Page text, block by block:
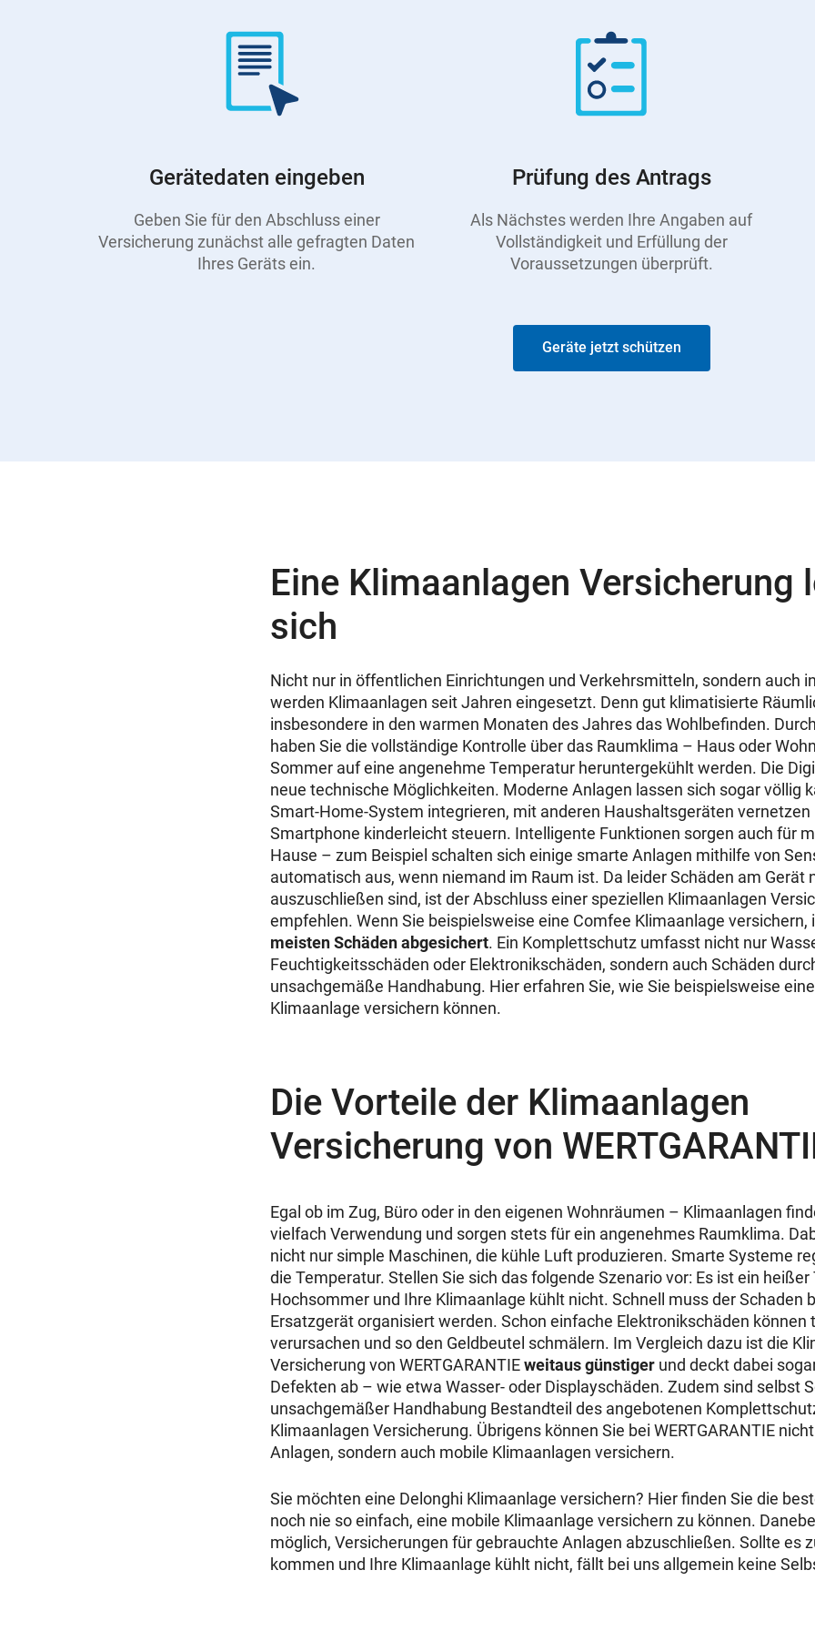
Gerätedaten eingeben
Geben Sie für den Abschluss einer
Versicherung zunächst alle gefragten Daten
Ihres Geräts ein.
Prüfung des Antrags
Als Nächstes werden Ihre Angaben auf
Vollständigkeit und Erfüllung der
Voraussetzungen überprüft.
Geräte jetzt schützen
Eine Klimaanlagen Versicherung
sich
Nicht nur in öffentlichen Einrichtungen und Verkehrsmitteln, sondern auch
werden Klimaanlagen seit Jahren eingesetzt. Denn gut klimatisierte
insbesondere in den warmen Monaten des Jahres das Wohlbefinden.
haben Sie die vollständige Kontrolle über das Raumklima – Haus oder
Sommer auf eine angenehme Temperatur heruntergekühlt werden. Die
neue technische Möglichkeiten. Moderne Anlagen lassen sich sogar völlig
Smart-Home-System integrieren, mit anderen Haushaltsgeräten vernetzen
Smartphone kinderleicht steuern. Intelligente Funktionen sorgen auch für
Hause – zum Beispiel schalten sich einige smarte Anlagen mithilfe von
automatisch aus, wenn niemand im Raum ist. Da leider Schäden am Gerät
auszuschließen sind, ist der Abschluss einer speziellen Klimaanlagen
empfehlen. Wenn Sie beispielsweise eine Comfee Klimaanlage
meisten Schäden abgesichert. Ein Komplettschutz umfasst nicht nur
Feuchtigkeitsschäden oder Elektronikschäden, sondern auch Schäden
unsachgemäße Handhabung. Hier erfahren Sie, wie Sie beispielsweise
Klimaanlage versichern können.
Die Vorteile der Klimaanlagen
Versicherung von
Egal ob im Zug, Büro oder in den eigenen Wohnräumen – Klimaanlagen
vielfach Verwendung und sorgen stets für ein angenehmes Raumklima.
nicht nur simple Maschinen, die kühle Luft produzieren. Smarte Systeme
die Temperatur. Stellen Sie sich das folgende Szenario vor: Es ist ein heißer
Hochsommer und Ihre Klimaanlage kühlt nicht. Schnell muss der Schaden
Ersatzgerät organisiert werden. Schon einfache Elektronikschäden können
verursachen und so den Geldbeutel schmälern. Im Vergleich dazu ist die
Versicherung von WERTGARANTIEweitaus günstiger und deckt dabei
Defekten ab – wie etwa Wasser- oder Displayschäden. Zudem sind selbst
unsachgemäßer Handhabung Bestandteil des angebotenen
Klimaanlagen Versicherung. Übrigens können Sie bei WERTGARANTIE
Anlagen, sondern auch mobile Klimaanlagen versichern.
Sie möchten eine Delonghi Klimaanlage versichern? Hier finden Sie die
noch nie so einfach, eine mobile Klimaanlage versichern zu können.
möglich, Versicherungen für gebrauchte Anlagen abzuschließen. Sollte es
kommen und Ihre Klimaanlage kühlt nicht, fällt bei uns allgemein keine